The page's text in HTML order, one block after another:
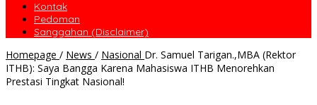
Kontak
Pedoman
Sanggahan (Disclaimer)
Homepage / News / Nasional Dr. Samuel Tarigan.,MBA (Rektor
ITHB): Saya Bangga Karena Mahasiswa ITHB Menorehkan
Prestasi Tingkat Nasional!